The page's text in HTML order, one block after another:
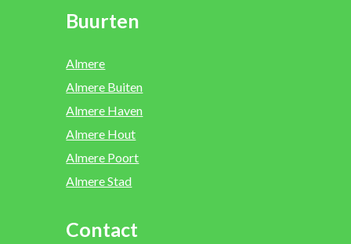
Buurten
Almere
Almere Buiten
Almere Haven
Almere Hout
Almere Poort
Almere Stad
Contact